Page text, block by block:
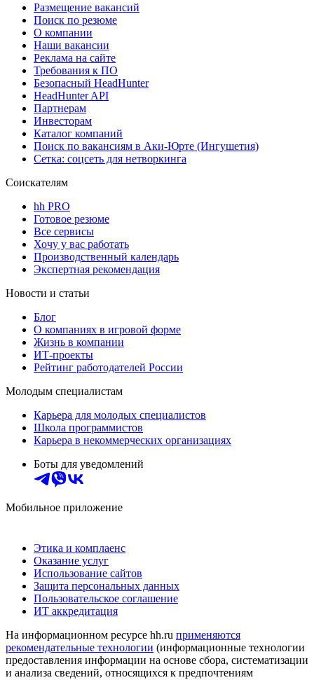
Размещение вакансий
Поиск по резюме
О компании
Наши вакансии
Реклама на сайте
Требования к ПО
Безопасный HeadHunter
HeadHunter API
Партнерам
Инвесторам
Каталог компаний
Поиск по вакансиям в Аки-Юрте (Ингушетия)
Сетка: соцсеть для нетворкинга
Соискателям
hh PRO
Готовое резюме
Все сервисы
Хочу у вас работать
Производственный календарь
Экспертная рекомендация
Новости и статьи
Блог
О компаниях в игровой форме
Жизнь в компании
ИТ-проекты
Рейтинг работодателей России
Молодым специалистам
Карьера для молодых специалистов
Школа программистов
Карьера в некоммерческих организациях
Боты для уведомлений
Мобильное приложение
Этика и комплаенс
Оказание услуг
Использование сайтов
Защита персональных данных
Пользовательское соглашение
ИТ аккредитация
На информационном ресурсе hh.ru применяются
рекомендательные технологии (информационные технологии
предоставления информации на основе сбора, систематизации
и анализа сведений, относящихся к предпочтениям